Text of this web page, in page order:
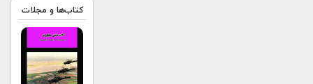
کتاب‌ها و مجلات